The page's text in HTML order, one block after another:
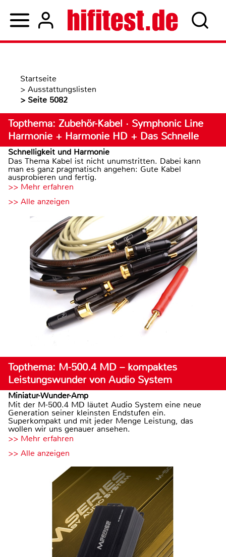
Startseite
> Ausstattungslisten
> Seite 5082
Topthema: Zubehör-Kabel · Symphonic Line
Harmonie + Harmonie HD + Das Schnelle
Schnelligkeit und Harmonie
Das Thema Kabel ist nicht unumstritten. Dabei kann
man es ganz pragmatisch angehen: Gute Kabel
ausprobieren und fertig.
>> Mehr erfahren
>> Alle anzeigen
Topthema: M-500.4 MD – kompaktes
Leistungswunder von Audio System
Miniatur-Wunder-Amp
Mit der M-500.4 MD läutet Audio System eine neue
Generation seiner kleinsten Endstufen ein.
Superkompakt und mit jeder Menge Leistung, das
wollen wir uns genauer ansehen.
>> Mehr erfahren
>> Alle anzeigen